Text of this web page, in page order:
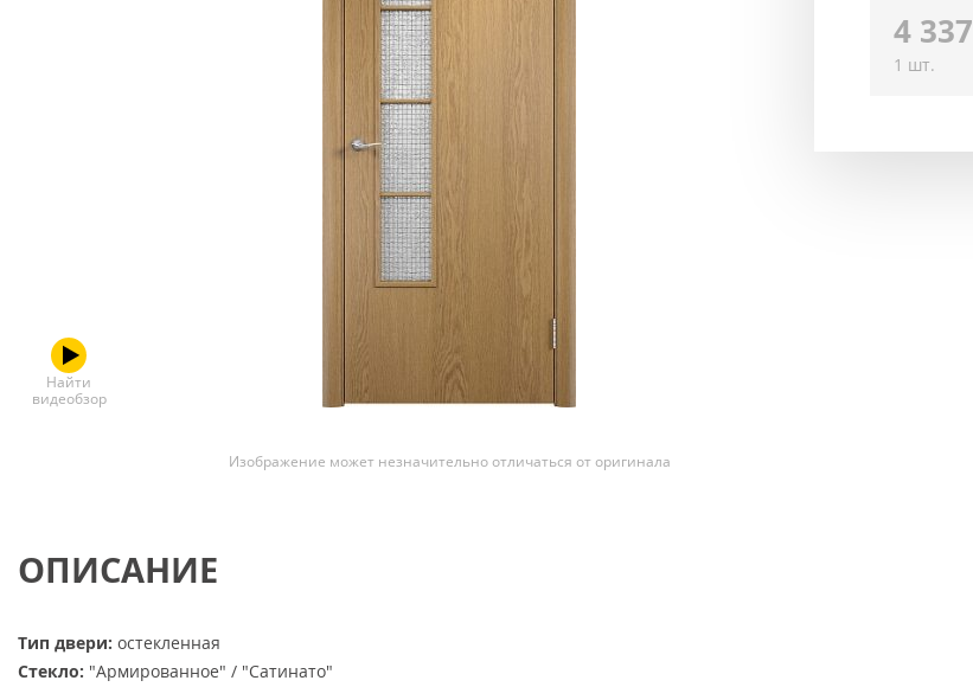
Найти
видеобзор
Изображение может незначительно отличаться от оригинала
ОПИСАНИЕ
Тип двери: остекленная
Стекло: "Армированное" / "Сатинато"
4 337
1 шт.